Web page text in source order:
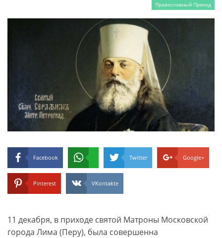
Православный Приход
Facebook Twitter Google+
Pinterest VKontakte
11 декабря, в приходе святой Матроны Московской
города Лима (Перу), была совершенна